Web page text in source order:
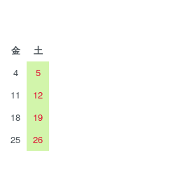
金
土
4
5
11
12
18
19
25
26